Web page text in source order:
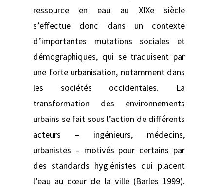
ressource en eau au XIXe siècle
s’effectue donc dans un contexte
d’importantes mutations sociales et
démographiques, qui se traduisent par
une forte urbanisation, notamment dans
les sociétés occidentales. La
transformation des environnements
urbains se fait sous l’action de différents
acteurs – ingénieurs, médecins,
urbanistes – motivés pour certains par
des standards hygiénistes qui placent
l’eau au cœur de la ville (Barles 1999).